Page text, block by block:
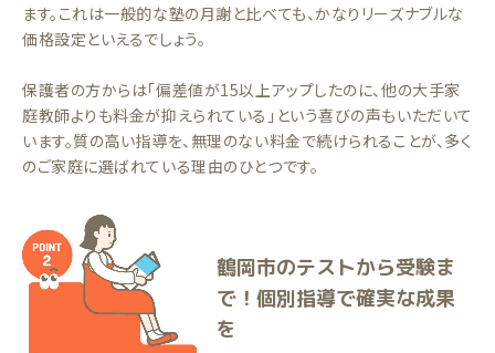
ます。これは一般的な塾の月謝と比べても、かなりリーズナブルな
価格設定といえるでしょう。
保護者の方からは「偏差値が15以上アップしたのに、他の大手家
庭教師よりも料金が抑えられている」という喜びの声もいただいて
います。質の高い指導を、無理のない料金で続けられることが、多く
のご家庭に選ばれている理由のひとつです。
鶴岡市のテストから受験ま
で！個別指導で確実な成果
を